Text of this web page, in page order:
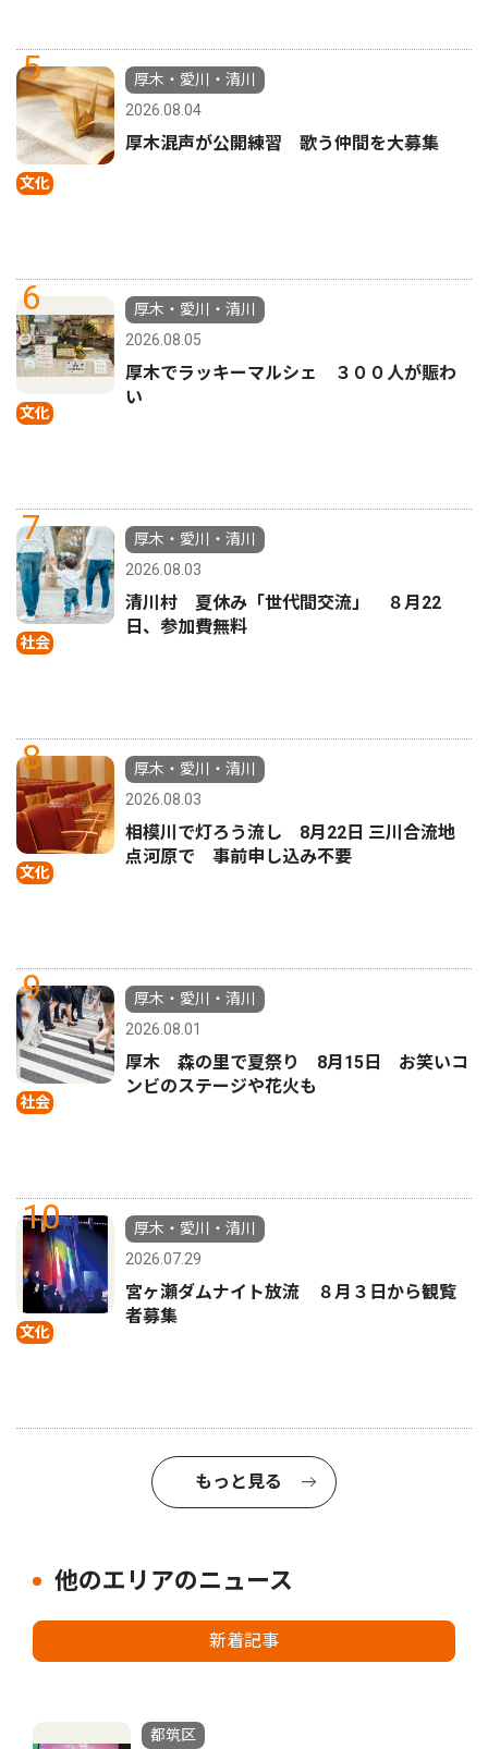
5
文化
厚木・愛川・清川
2026.08.04
厚木混声が公開練習 歌う仲間を大募集
6
文化
厚木・愛川・清川
2026.08.05
厚木でラッキーマルシェ ３００人が賑わ
い
7
社会
厚木・愛川・清川
2026.08.03
清川村 夏休み「世代間交流」 ８月22
日、参加費無料
8
文化
厚木・愛川・清川
2026.08.03
相模川で灯ろう流し 8月22日 三川合流地
点河原で 事前申し込み不要
9
社会
厚木・愛川・清川
2026.08.01
厚木 森の里で夏祭り 8月15日 お笑いコ
ンビのステージや花火も
10
文化
厚木・愛川・清川
2026.07.29
宮ヶ瀬ダムナイト放流 ８月３日から観覧
者募集
もっと見る
他のエリアのニュース
新着記事
都筑区